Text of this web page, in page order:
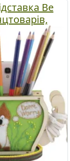
Be